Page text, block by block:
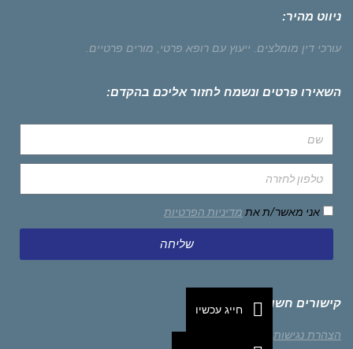
ניווט מהיר:
עורכי דין מומלצים. ייעוץ עם רופא פרטי, מורים פרטיים.
השאירו פרטים ונשמח לחזור אליכם בהקדם:
אני מאשר/ת את מדיניות הפרטיות
שליחה
קישורים חשובים
הצהרת נגישות
חייג עכשיו